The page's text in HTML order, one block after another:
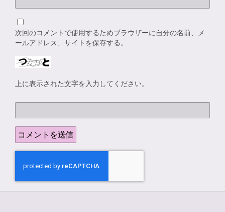
次回のコメントで使用するためブラウザーに自分の名前、メ
ールアドレス、サイトを保存する。
上に表示された文字を入力してください。